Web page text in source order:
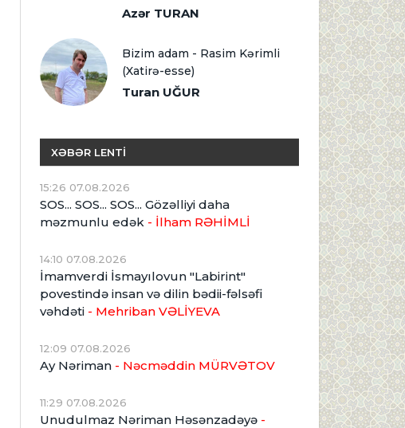
Azər TURAN
Bizim adam - Rasim Kərimli
(Xatirə-esse)
Turan UĞUR
XƏBƏR LENTİ
15:26 07.08.2026
SOS... SOS... SOS... Gözəlliyi daha
məzmunlu edək - İlham RƏHİMLİ
14:10 07.08.2026
İmamverdi İsmayılovun "Labirint"
povestində insan və dilin bədii-fəlsəfi
vəhdəti - Mehriban VƏLİYEVA
12:09 07.08.2026
Ay Nəriman - Nəcməddin MÜRVƏTOV
11:29 07.08.2026
Unudulmaz Nəriman Həsənzadəyə -